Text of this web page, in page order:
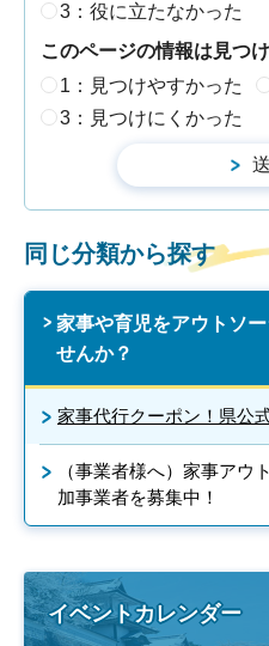
3：役に立たなかった
このページの情報は見つ
1：見つけやすかった
3：見つけにくかった
同じ分類から探す
家事や育児をアウトソ
せんか？
家事代行クーポン！県公
（事業者様へ）家事アウ
加事業者を募集中！
イベントカレンダー